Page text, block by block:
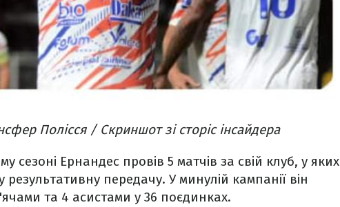
Полісся / Скриншот зі сторіс інсайдера
Ернандес провів 5 матчів за свій клуб, у яких
передачу. У минулій кампанії він
та 4 асистами у 36 поєдинках.